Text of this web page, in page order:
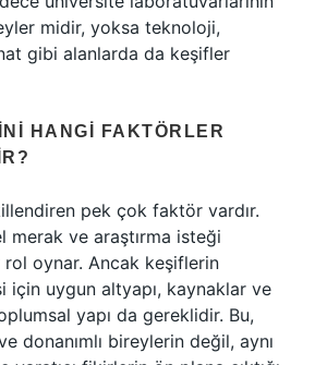
midir, yoksa teknoloji,
gibi alanlarda da keşifler
HANGI FAKTÖRLER
pek çok faktör vardır.
merak ve araştırma isteği
oynar. Ancak keşiflerin
için uygun altyapı, kaynaklar ve
yapı da gereklidir. Bu,
donanımlı bireylerin değil, aynı